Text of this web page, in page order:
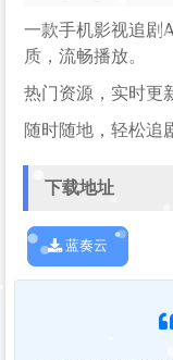
一款手机影视追剧
质，流畅播放。
热门资源，实时更
随时随地，轻松追
下载地址
蓝奏云